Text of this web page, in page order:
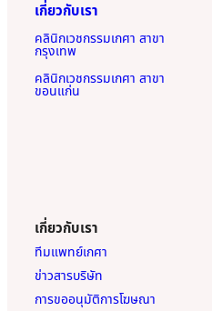
เกี่ยวกับเรา
คลินิกเวชกรรมเกศา สาขา
กรุงเทพ
คลินิกเวชกรรมเกศา สาขา
ขอนแก่น
เกี่ยวกับเรา
ทีมแพทย์เกศา
ข่าวสารบริษัท
การขออนุมัติการโฆษณา